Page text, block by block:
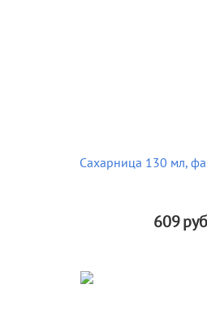
Сахарница 130 мл,
609